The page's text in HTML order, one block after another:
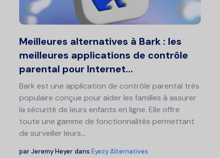
Meilleures alternatives à Bark : les
meilleures applications de contrôle
parental pour Internet...
Bark est une application de contrôle parental très
populaire conçue pour aider les familles à assurer
la sécurité de leurs enfants en ligne. Elle offre
toute une gamme de fonctionnalités permettant
de surveiller leurs...
parJeremy Heyer dans Eyezy Alternatives